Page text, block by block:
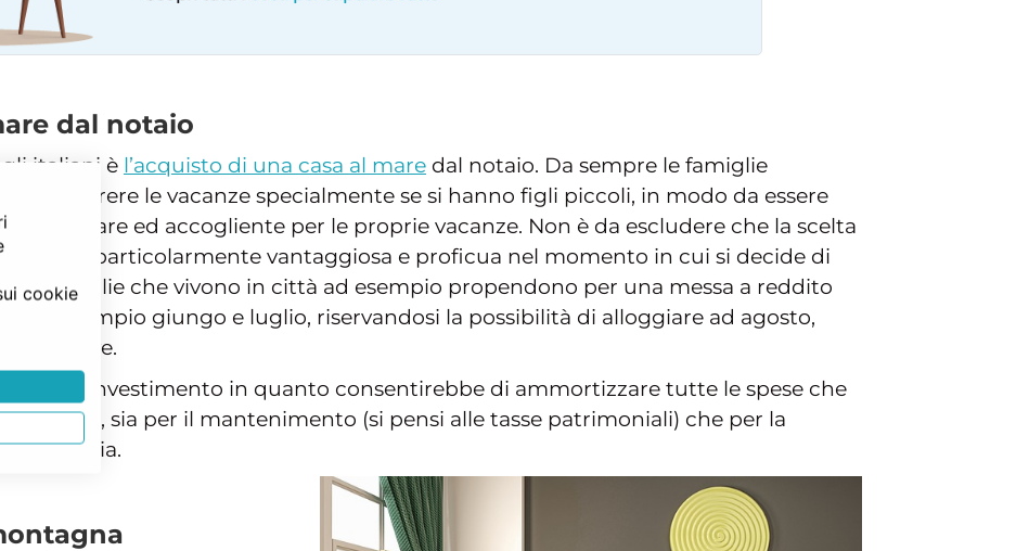
dal notaio
italiani è l’acquisto di una casa al mare dal notaio. Da sempre le famiglie
trascorrere le vacanze specialmente se si hanno figli piccoli, in modo da essere
familiare ed accogliente per le proprie vacanze. Non è da escludere che la scelta
essere particolarmente vantaggiosa e proficua nel momento in cui si decide di
famiglie che vivono in città ad esempio propendono per una messa a reddito
ad esempio giungo e luglio, riservandosi la possibilità di alloggiare ad agosto,
lavorative.
ottimo investimento in quanto consentirebbe di ammortizzare tutte le spese che
sia per il mantenimento (si pensi alle tasse patrimoniali) che per la
cookie